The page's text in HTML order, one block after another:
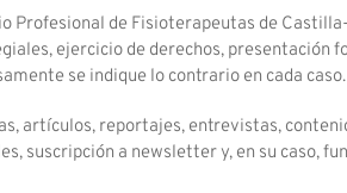
de Fisioterapeutas de
ejercicio de derechos, presentación
se indique lo contrario en cada caso.
artículos, reportajes, entrevistas,
suscripción a newsletter y, en su caso,